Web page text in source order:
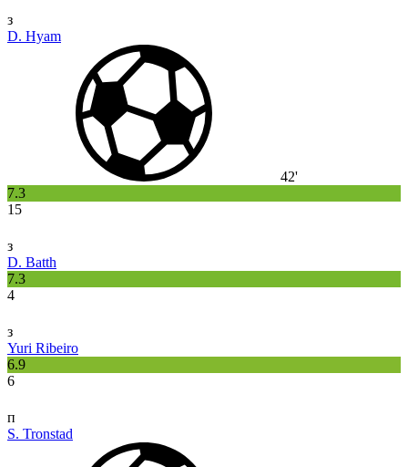
з
D. Hyam
42'
7.3
15
з
D. Batth
7.3
4
з
Yuri Ribeiro
6.9
6
п
S. Tronstad